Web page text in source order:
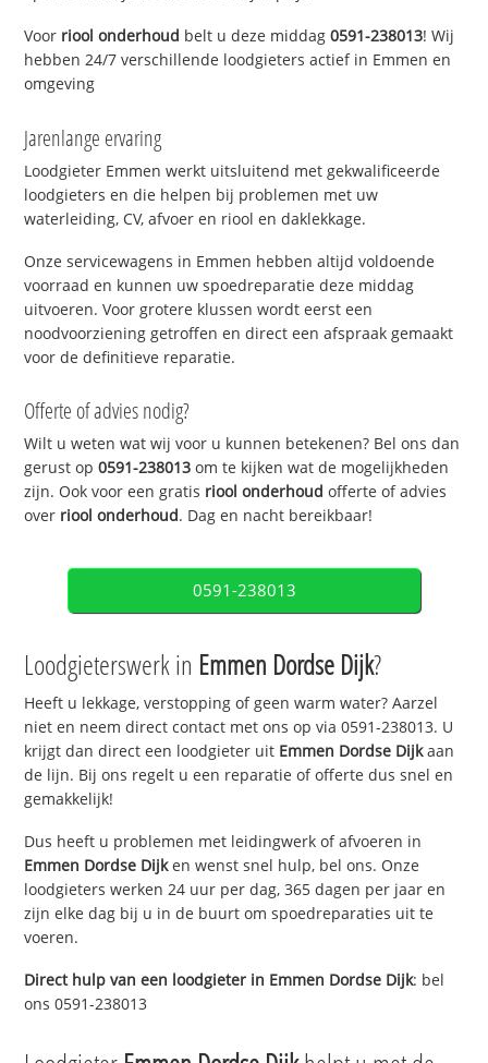
Voor riool onderhoud belt u deze middag0591-238013! Wij
hebben 24/7 verschillende loodgieters actief in Emmen en
omgeving
Jarenlange ervaring
Loodgieter Emmen werkt uitsluitend met gekwalificeerde
loodgieters en die helpen bij problemen met uw
waterleiding, CV, afvoer en riool en daklekkage.
Onze servicewagens in Emmen hebben altijd voldoende
voorraad en kunnen uw spoedreparatie deze middag
uitvoeren. Voor grotere klussen wordt eerst een
noodvoorziening getroffen en direct een afspraak gemaakt
voor de definitieve reparatie.
Offerte of advies nodig?
Wilt u weten wat wij voor u kunnen betekenen? Bel ons dan
gerust op0591-238013 om te kijken wat de mogelijkheden
zijn. Ook voor een gratis riool onderhoud offerte of advies
over riool onderhoud. Dag en nacht bereikbaar!
0591-238013
Loodgieterswerk in Emmen Dordse Dijk?
Heeft u lekkage, verstopping of geen warm water? Aarzel
niet en neem direct contact met ons op via 0591-238013. U
krijgt dan direct een loodgieter uit Emmen Dordse Dijkaan
de lijn. Bij ons regelt u een reparatie of offerte dus snel en
gemakkelijk!
Dus heeft u problemen met leidingwerk of afvoeren in
Emmen Dordse Dijken wenst snel hulp, bel ons. Onze
loodgieters werken 24 uur per dag, 365 dagen per jaar en
zijn elke dag bij u in de buurt om spoedreparaties uit te
voeren.
Direct hulp van een loodgieter in Emmen Dordse Dijk: bel
ons 0591-238013